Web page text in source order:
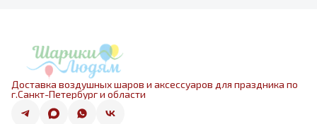
Доставка воздушных шаров и аксессуаров для праздника по
г.Санкт-Петербург и области